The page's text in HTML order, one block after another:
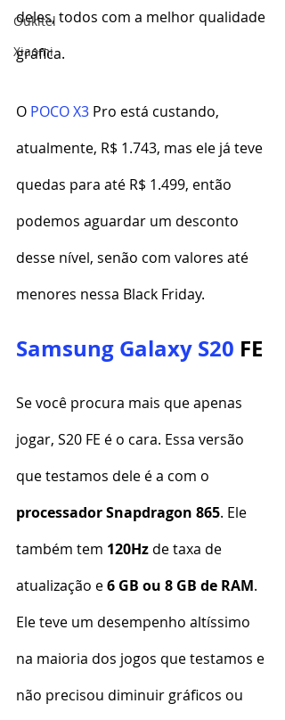
Oukitel
Xiaomi
deles, todos com a melhor qualidade
gráfica.
O POCO X3 Pro está custando,
atualmente, R$ 1.743, mas ele já teve
quedas para até R$ 1.499, então
podemos aguardar um desconto
desse nível, senão com valores até
menores nessa Black Friday.
Samsung Galaxy S20 FE
Se você procura mais que apenas
jogar, S20 FE é o cara. Essa versão
que testamos dele é a com o
processador Snapdragon 865. Ele
também tem 120Hz de taxa de
atualização e 6 GB ou 8 GB de RAM.
Ele teve um desempenho altíssimo
na maioria dos jogos que testamos e
não precisou diminuir gráficos ou